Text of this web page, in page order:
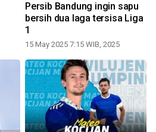
Persib Bandung ingin sapu
bersih dua laga tersisa Liga
1
15 May 2025 7:15 WIB, 2025